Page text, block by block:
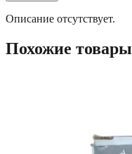
Описание отсутствует.
Похожие товары